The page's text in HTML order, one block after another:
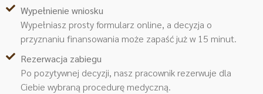
Wypełnienie wniosku
Wypełniasz prosty formularz online, a decyzja o
przyznaniu finansowania może zapaść już w 15 minut.
Rezerwacja zabiegu
Po pozytywnej decyzji, nasz pracownik rezerwuje dla
Ciebie wybraną procedurę medyczną.